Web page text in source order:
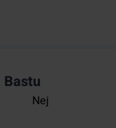
Bastu
Nej